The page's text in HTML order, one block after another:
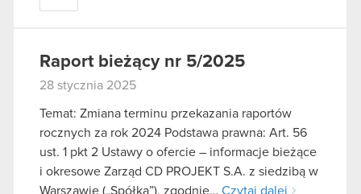
Raport bieżący nr 5/2025
28 stycznia 2025
Temat: Zmiana terminu przekazania raportów
rocznych za rok 2024 Podstawa prawna: Art. 56
ust. 1 pkt 2 Ustawy o ofercie – informacje bieżące
i okresowe Zarząd CD PROJEKT S.A. z siedzibą w
Warszawie („Spółka”), zgodnie… Czytaj dalej